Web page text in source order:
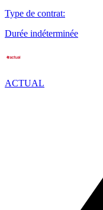
Type de contrat:
Durée indéterminée
ACTUAL